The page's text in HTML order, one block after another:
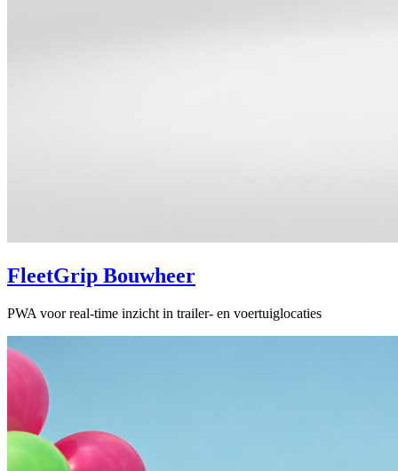
FleetGrip Bouwheer
PWA voor real-time inzicht in trailer- en voertuiglocaties